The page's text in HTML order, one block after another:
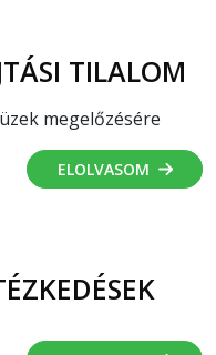
TILALOM
megelőzésére
ELOLVASOM